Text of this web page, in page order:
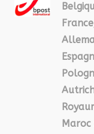
Maroc